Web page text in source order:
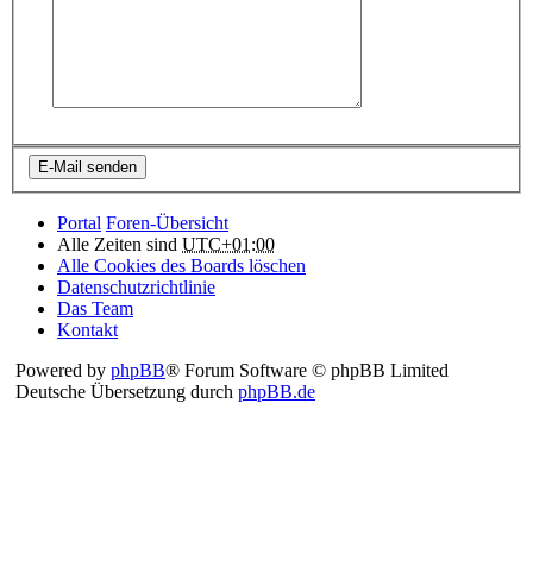
Portal Foren-Übersicht
Alle Zeiten sind UTC+01:00
Alle Cookies des Boards löschen
Datenschutzrichtlinie
Das Team
Kontakt
Powered by phpBB® Forum Software © phpBB Limited
Deutsche Übersetzung durch phpBB.de